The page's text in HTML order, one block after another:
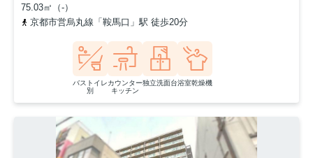
75.03㎡（-）
京都市営烏丸線「鞍馬口」駅 徒歩20分
バストイレ
別
カウンター
キッチン
独立洗面台浴室乾燥機